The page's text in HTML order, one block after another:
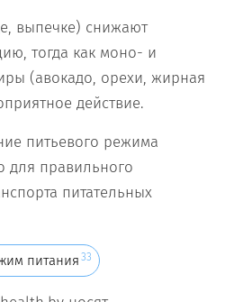
выпечке) снижают
тогда как моно- и
(авокадо, орехи, жирная
действие.
питьевого режима
для правильного
питательных
питания 33